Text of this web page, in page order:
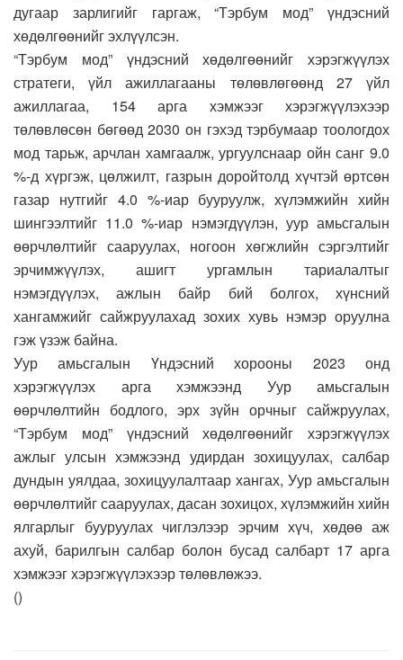
дугаар зарлигийг гаргаж, “Тэрбум мод” үндэсний
хөдөлгөөнийг эхлүүлсэн.
“Тэрбум мод” үндэсний хөдөлгөөнийг хэрэгжүүлэх
стратеги, үйл ажиллагааны төлөвлөгөөнд 27 үйл
ажиллагаа, 154 арга хэмжээг хэрэгжүүлэхээр
төлөвлөсөн бөгөөд 2030 он гэхэд тэрбумаар тоологдох
мод тарьж, арчлан хамгаалж, ургуулснаар ойн санг 9.0
%-д хүргэж, цөлжилт, газрын доройтолд хүчтэй өртсөн
газар нутгийг 4.0 %-иар бууруулж, хүлэмжийн хийн
шингээлтийг 11.0 %-иар нэмэгдүүлэн, уур амьсгалын
өөрчлөлтийг сааруулах, ногоон хөгжлийн сэргэлтийг
эрчимжүүлэх, ашигт ургамлын тариалалтыг
нэмэгдүүлэх, ажлын байр бий болгох, хүнсний
хангамжийг сайжруулахад зохих хувь нэмэр оруулна
гэж үзэж байна.
Уур амьсгалын Үндэсний хорооны 2023 онд
хэрэгжүүлэх арга хэмжээнд Уур амьсгалын
өөрчлөлтийн бодлого, эрх зүйн орчныг сайжруулах,
“Тэрбум мод” үндэсний хөдөлгөөнийг хэрэгжүүлэх
ажлыг улсын хэмжээнд удирдан зохицуулах, салбар
дундын уялдаа, зохицуулалтаар хангах, Уур амьсгалын
өөрчлөлтийг сааруулах, дасан зохицох, хүлэмжийн хийн
ялгарлыг бууруулах чиглэлээр эрчим хүч, хөдөө аж
ахуй, барилгын салбар болон бусад салбарт 17 арга
хэмжээг хэрэгжүүлэхээр төлөвлөжээ.
()